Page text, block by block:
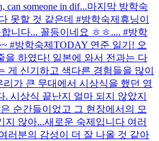
can someone in dif...마지막 방학숙
못할 것 같은데 #방학숙제 휴닝이
니다... 꼴등이네요 ㅎㅎ.... #방학
#방학숙제 TODAY 연준 일기! 오
을 하였다! 일본에 와서 전과는 다
게 신기하고 색다른 경험들을 많이
가 큰 무대에서 시상식을 했던 영
시상식 끝난지 얼마 되지 않았지
순간들이었고 그 현장에서의 모
지 않아...새로운 숙제입니다 여러
러분의 감성이 더 잘 나올 것 같아